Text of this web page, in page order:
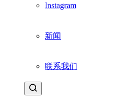
Instagram
新闻
联系我们